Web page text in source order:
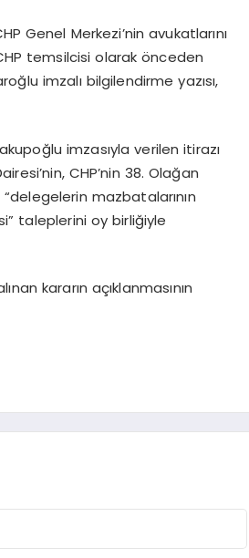
Genel Merkezi’nin avukatlarını
temsilcisi olarak önceden
imzalı bilgilendirme yazısı,
imzasıyla verilen itirazı
CHP’nin 38. Olağan
mazbatalarının
taleplerini oy birliğiyle
kararın açıklanmasının